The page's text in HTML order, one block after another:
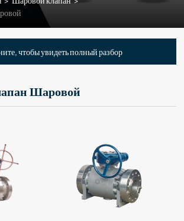
чтобы увидеть полный разбор
Шаровой